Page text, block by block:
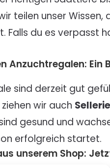
teilen unser
Falls du es verpasst
Anzuchtregalen: Ein
sind derzeit gut
wir auch
gesund und
erfolgreich startet.
unserem Shop: